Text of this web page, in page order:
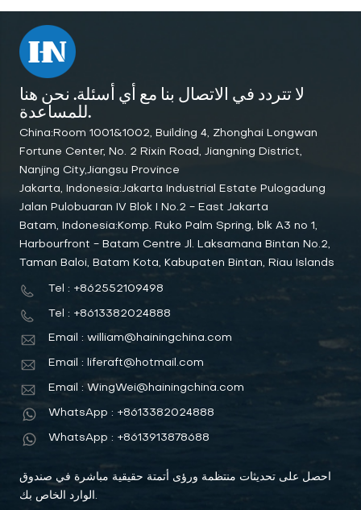
لا تتردد في الاتصال بنا مع أي أسئلة. نحن هنا
للمساعدة.
China:Room 1001&1002, Building 4, Zhonghai Longwan
Fortune Center, No. 2 Rixin Road, Jiangning District,
Nanjing City,Jiangsu Province
Jakarta, Indonesia:Jakarta Industrial Estate Pulogadung
Jalan Pulobuaran IV Blok I No.2 - East Jakarta
Batam, Indonesia:Komp. Ruko Palm Spring, blk A3 no 1,
Harbourfront - Batam Centre Jl. Laksamana Bintan No.2,
Taman Baloi, Batam Kota, Kabupaten Bintan, Riau Islands
Tel : +862552109498
Tel : +8613382024888
Email : william@hainingchina.com
Email : liferaft@hotmail.com
Email : WingWei@hainingchina.com
WhatsApp : +8613382024888
WhatsApp : +8613913878688
احصل على تحديثات منتظمة ورؤى أتمتة حقيقية مباشرة في صندوق
الوارد الخاص بك.